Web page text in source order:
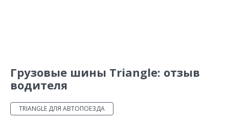
Грузовые шины Triangle: отзыв
водителя
TRIANGLE ДЛЯ АВТОПОЕЗДА